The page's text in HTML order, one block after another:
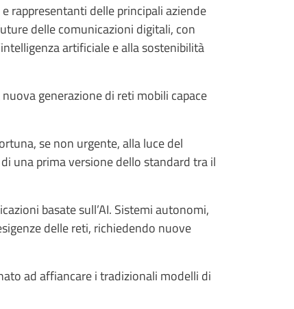
rappresentanti delle principali aziende
delle comunicazioni digitali, con
artificiale e alla sostenibilità
generazione di reti mobili capace
se non urgente, alla luce del
una prima versione dello standard tra il
basate sull’AI. Sistemi autonomi,
delle reti, richiedendo nuove
ad affiancare i tradizionali modelli di